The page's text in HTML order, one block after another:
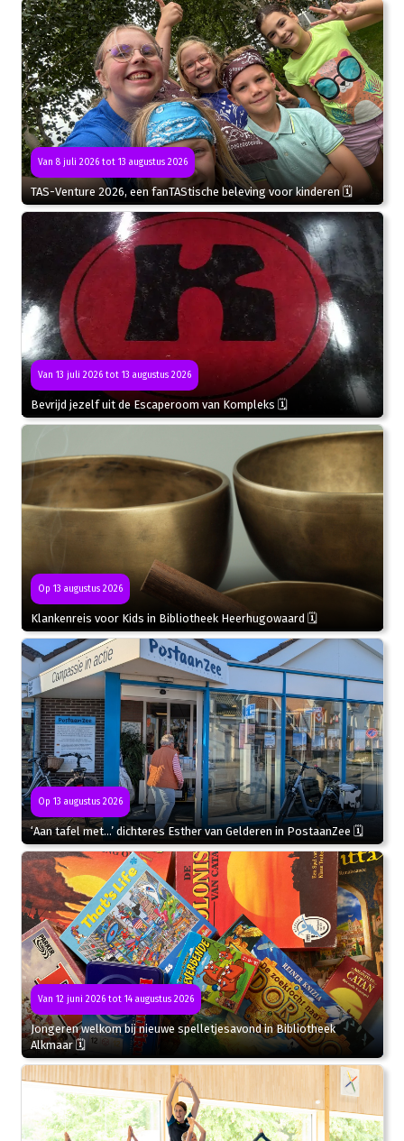
Van 8 juli 2026 tot 13 augustus 2026
TAS-Venture 2026, een fanTAStische beleving voor kinderen 🗓
Van 13 juli 2026 tot 13 augustus 2026
Bevrijd jezelf uit de Escaperoom van Kompleks 🗓
Op 13 augustus 2026
Klankenreis voor Kids in Bibliotheek Heerhugowaard 🗓
Op 13 augustus 2026
‘Aan tafel met…’ dichteres Esther van Gelderen in PostaanZee 🗓
Van 12 juni 2026 tot 14 augustus 2026
Jongeren welkom bij nieuwe spelletjesavond in Bibliotheek
Alkmaar 🗓